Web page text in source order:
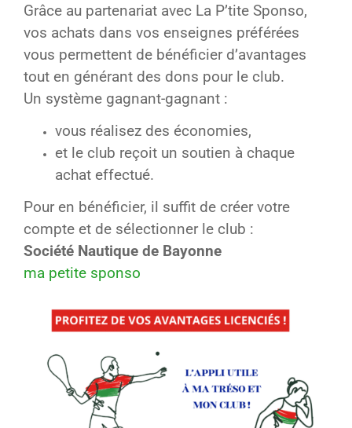
Grâce au partenariat avec La P’tite Sponso,
vos achats dans vos enseignes préférées
vous permettent de bénéficier d’avantages
tout en générant des dons pour le club.
Un système gagnant-gagnant :
vous réalisez des économies,
et le club reçoit un soutien à chaque
achat effectué.
Pour en bénéficier, il suffit de créer votre
compte et de sélectionner le club :
Société Nautique de Bayonne
ma petite sponso